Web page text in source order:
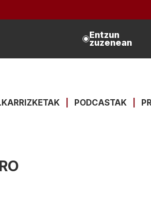
Entzun
zuzenean
PODCASTAK